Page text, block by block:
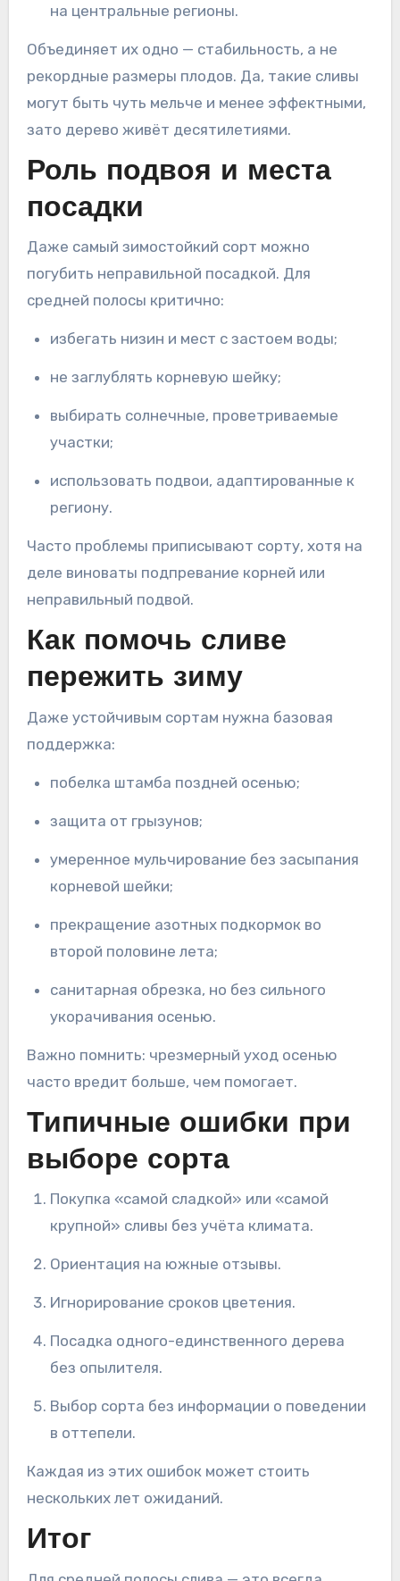
на центральные регионы.
Объединяет их одно — стабильность, а не
рекордные размеры плодов. Да, такие сливы
могут быть чуть мельче и менее эффектными,
зато дерево живёт десятилетиями.
Роль подвоя и места
посадки
Даже самый зимостойкий сорт можно
погубить неправильной посадкой. Для
средней полосы критично:
избегать низин и мест с застоем воды;
не заглублять корневую шейку;
выбирать солнечные, проветриваемые
участки;
использовать подвои, адаптированные к
региону.
Часто проблемы приписывают сорту, хотя на
деле виноваты подпревание корней или
неправильный подвой.
Как помочь сливе
пережить зиму
Даже устойчивым сортам нужна базовая
поддержка:
побелка штамба поздней осенью;
защита от грызунов;
умеренное мульчирование без засыпания
корневой шейки;
прекращение азотных подкормок во
второй половине лета;
санитарная обрезка, но без сильного
укорачивания осенью.
Важно помнить: чрезмерный уход осенью
часто вредит больше, чем помогает.
Типичные ошибки при
выборе сорта
Покупка «самой сладкой» или «самой
крупной» сливы без учёта климата.
Ориентация на южные отзывы.
Игнорирование сроков цветения.
Посадка одного-единственного дерева
без опылителя.
Выбор сорта без информации о поведении
в оттепели.
Каждая из этих ошибок может стоить
нескольких лет ожиданий.
Итог